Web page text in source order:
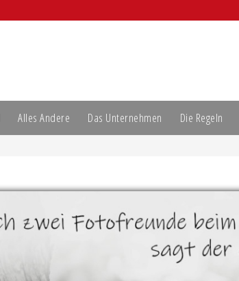
Alles Andere Das Unternehmen Die Regeln